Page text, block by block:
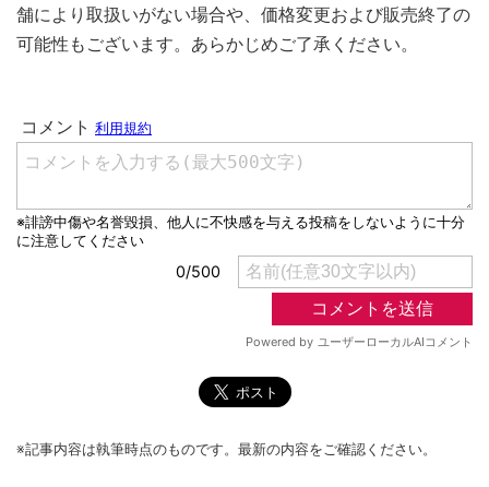
舗により取扱いがない場合や、価格変更および販売終了の
可能性もございます。あらかじめご了承ください。
※記事内容は執筆時点のものです。最新の内容をご確認ください。